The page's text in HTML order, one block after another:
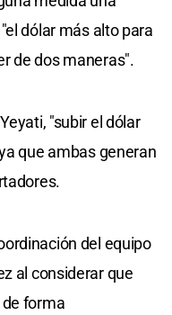
dólar más alto para
de dos maneras".
"subir el dólar
que ambas generan
del equipo
al considerar que
forma